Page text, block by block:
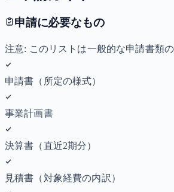
申請に必要なもの
注意: このリストは一般的な申請書類
申請書（所定の様式）
事業計画書
決算書（直近2期分）
見積書（対象経費の内訳）